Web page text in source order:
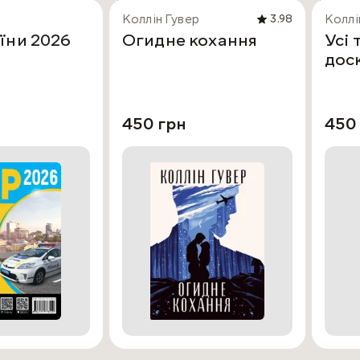
2026
Коллін Гувер 3.98
Огидне кохання
450 грн
Усі
450